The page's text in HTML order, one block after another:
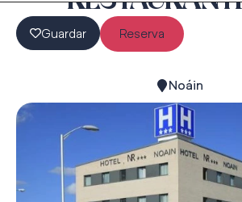
Guardar Reserva
Noáin